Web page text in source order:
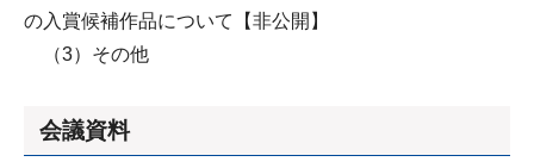
の入賞候補作品について【非公開】
（3）その他
会議資料